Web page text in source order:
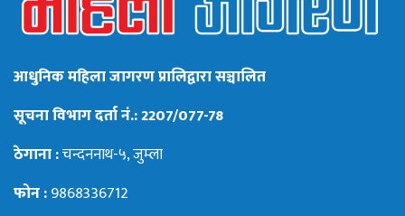
आधुनिक महिला जागरण प्रालिद्वारा सञ्चालित
सूचना विभाग दर्ता नं.: 2207/077-78
ठेगाना :चन्दननाथ-५, जुम्ला
फोन :9868336712